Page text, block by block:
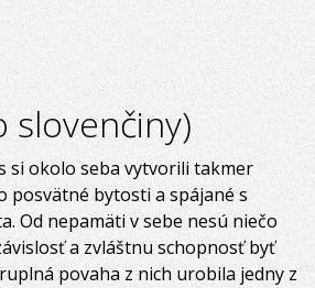
slovenčiny)
si okolo seba vytvorili takmer
posvätné bytosti a spájané s
Od nepamäti v sebe nesú niečo
a zvláštnu schopnosť byť
povaha z nich urobila jedny z